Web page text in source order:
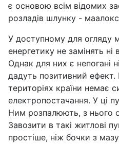
є основою всім відомих
розладів шлунку -
У доступному для огляду
енергетику не замінять ні
Однак для них є непогані
дадуть позитивний ефект.
територіях країни немає
електропостачання. У ці
Ним розпалюють, з нього
Завозити в такі житлові
простіше, ніж бочки з